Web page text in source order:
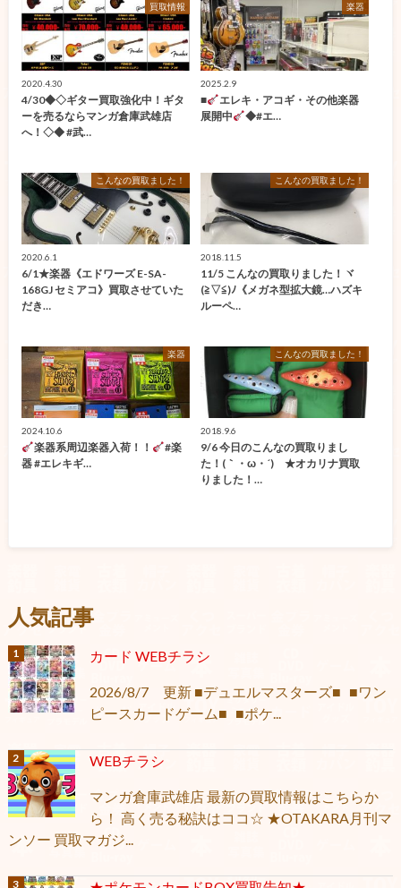
買取情報
2020.4.30
4/30◆◇ギター買取強化中！ギタ
ーを売るならマンガ倉庫武雄店
へ！◇◆ #武…
楽器
2025.2.9
■
エレキ・アコギ・その他楽器
展開中
◆#エ…
こんなの買取ました！
2020.6.1
6/1★楽器《エドワーズ E-SA-
168GJ セミアコ》買取させていた
だき…
こんなの買取ました！
2018.11.5
11/5 こんなの買取りました！ヾ
(≧▽≦)ﾉ《メガネ型拡大鏡…ハズキ
ルーペ…
楽器
2024.10.6
楽器系周辺楽器入荷！！
#楽
器 #エレキギ…
こんなの買取ました！
2018.9.6
9/6 今日のこんなの買取りまし
た！(｀・ω・´)ゞ★オカリナ買取
りました！…
人気記事
カード WEBチラシ
2026/8/7 更新 ■デュエルマスターズ■ ■ワン
ピースカードゲーム■ ■ポケ...
WEBチラシ
マンガ倉庫武雄店 最新の買取情報はこちらか
ら！ 高く売る秘訣はココ☆ ★OTAKARA月刊マ
ンソー 買取マガジ...